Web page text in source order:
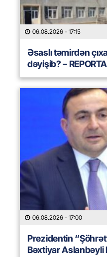
06.08.2026 - 17:15
Əsaslı təmirdən
dəyişib? –
06.08.2026 - 17:00
Prezidentin
Bəxtiyar Aslanbəyli